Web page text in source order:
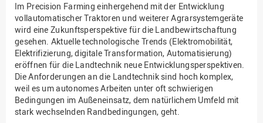
Im Precision Farming einhergehend mit der Entwicklung
vollautomatischer Traktoren und weiterer Agrarsystemgeräte
wird eine Zukunftsperspektive für die Landbewirtschaftung
gesehen. Aktuelle technologische Trends (Elektromobilität,
Elektrifizierung, digitale Transformation, Automatisierung)
eröffnen für die Landtechnik neue Entwicklungsperspektiven.
Die Anforderungen an die Landtechnik sind hoch komplex,
weil es um autonomes Arbeiten unter oft schwierigen
Bedingungen im Außeneinsatz, dem natürlichem Umfeld mit
stark wechselnden Randbedingungen, geht.